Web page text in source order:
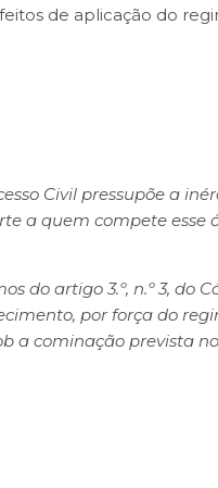
de aplicação do
Civil pressupõe a
a quem compete esse
artigo 3.º, n.º 3, do
por força do
cominação prevista no